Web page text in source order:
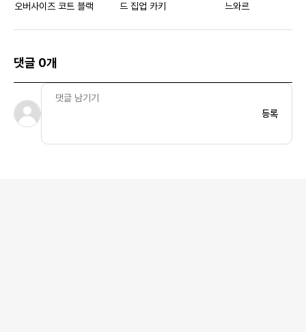
오버사이즈 코트 블랙
드 집업 카키
느와르
댓글 0개
등록